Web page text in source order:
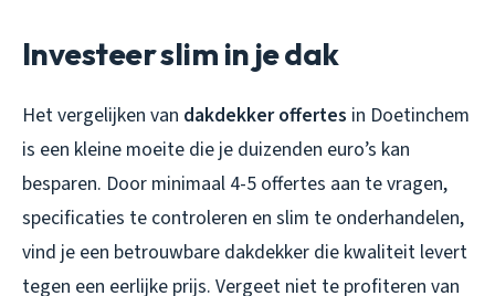
Investeer slim in je dak
Het vergelijken van dakdekker offertes in Doetinchem
is een kleine moeite die je duizenden euro’s kan
besparen. Door minimaal 4-5 offertes aan te vragen,
specificaties te controleren en slim te onderhandelen,
vind je een betrouwbare dakdekker die kwaliteit levert
tegen een eerlijke prijs. Vergeet niet te profiteren van